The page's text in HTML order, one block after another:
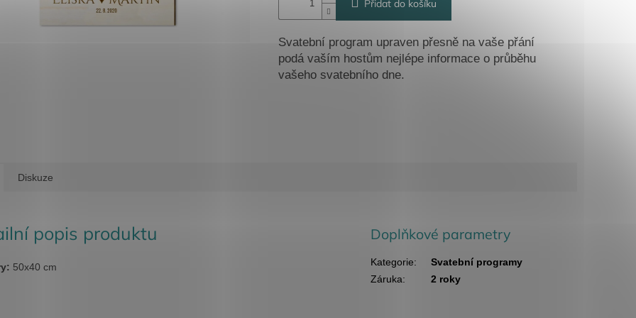
Přidat do košíku
Svatební program upraven přesně na vaše přání
podá vaším hostům nejlépe informace o průběhu
vašeho svatebního dne.
Diskuze
popis produktu
50x40 cm
Doplňkové parametry
Kategorie:
Svatební programy
Záruka: 2 roky